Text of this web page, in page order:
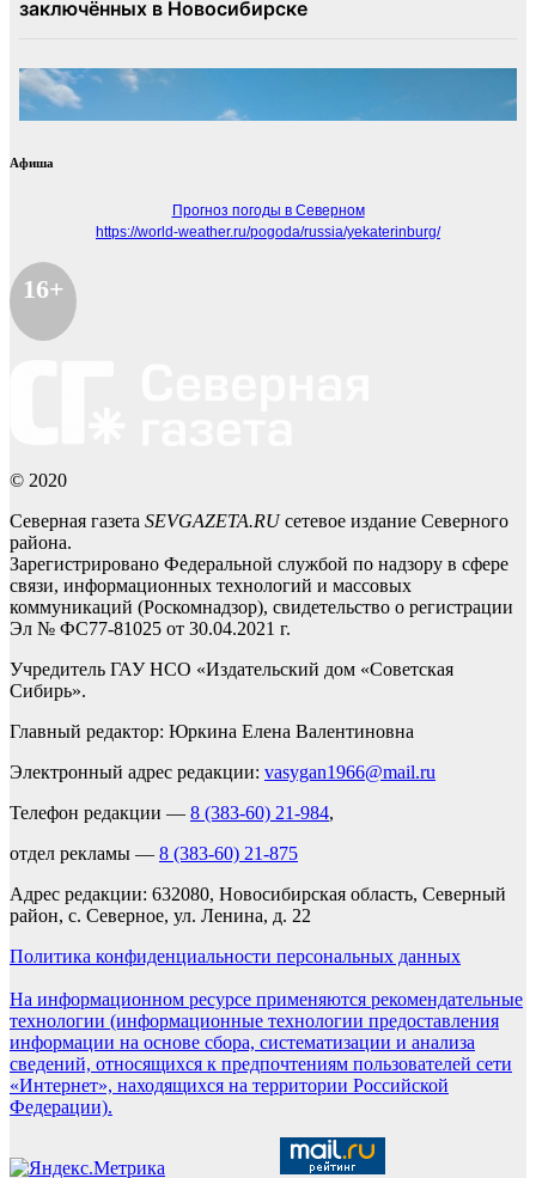
Афиша
Прогноз погоды в Северном
https://world-weather.ru/pogoda/russia/yekaterinburg/
16+
© 2020
Северная газета SEVGAZETA.RUсетевое издание Северного
района.
Зарегистрировано Федеральной службой по надзору в сфере
связи, информационных технологий и массовых
коммуникаций (Роскомнадзор), свидетельство о регистрации
Эл № ФС77-81025 от 30.04.2021 г.
Учредитель ГАУ НСО «Издательский дом «Советская
Сибирь».
Главный редактор: Юркина Елена Валентиновна
Электронный адрес редакции: vasygan1966@mail.ru
Телефон редакции — 8 (383-60) 21-984,
отдел рекламы — 8 (383-60) 21-875
Адрес редакции: 632080, Новосибирская область, Северный
район, с. Северное, ул. Ленина, д. 22
Политика конфиденциальности персональных данных
На информационном ресурсе применяются рекомендательные
технологии (информационные технологии предоставления
информации на основе сбора, систематизации и анализа
сведений, относящихся к предпочтениям пользователей сети
«Интернет», находящихся на территории Российской
Федерации).